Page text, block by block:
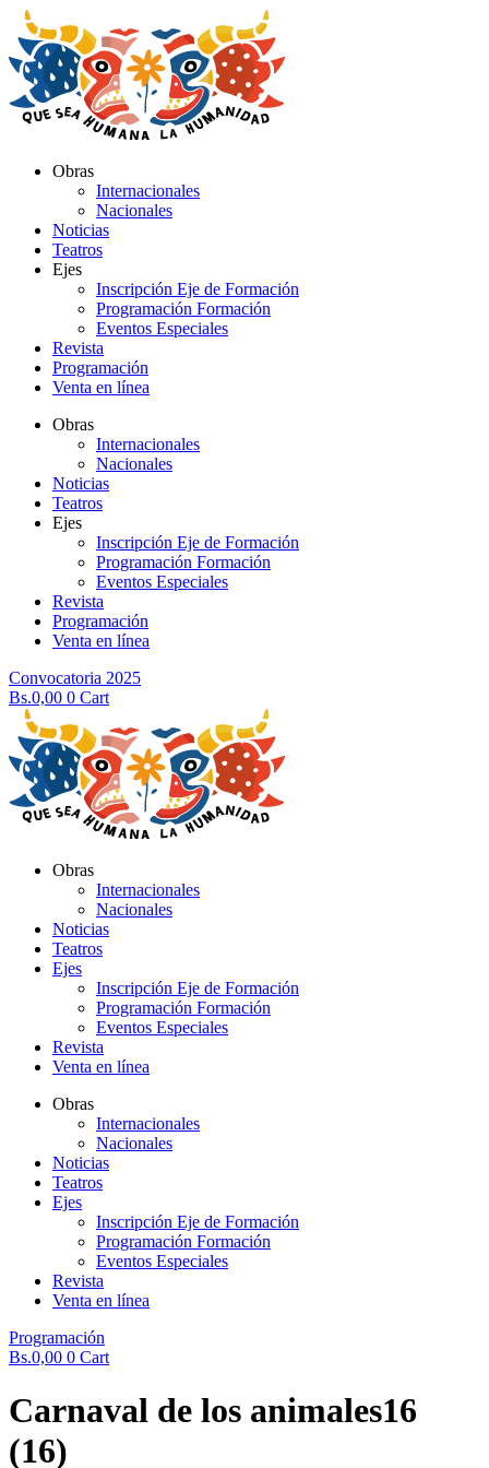
al
contenido
Obras
Internacionales
Nacionales
Noticias
Teatros
Ejes
Inscripción Eje de Formación
Programación Formación
Eventos Especiales
Revista
Programación
Venta en línea
Obras
Internacionales
Nacionales
Noticias
Teatros
Ejes
Inscripción Eje de Formación
Programación Formación
Eventos Especiales
Revista
Programación
Venta en línea
Convocatoria 2025
Bs.0,00 0 Cart
Obras
Internacionales
Nacionales
Noticias
Teatros
Ejes
Inscripción Eje de Formación
Programación Formación
Eventos Especiales
Revista
Venta en línea
Obras
Internacionales
Nacionales
Noticias
Teatros
Ejes
Inscripción Eje de Formación
Programación Formación
Eventos Especiales
Revista
Venta en línea
Programación
Bs.0,00 0 Cart
Carnaval de los animales16
(16)